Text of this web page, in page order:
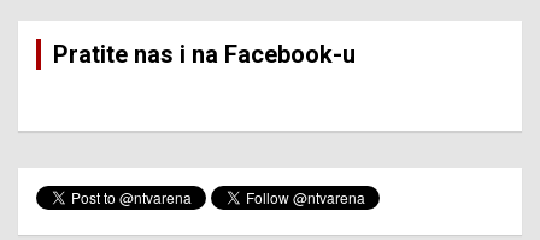
Pratite nas i na Facebook-u